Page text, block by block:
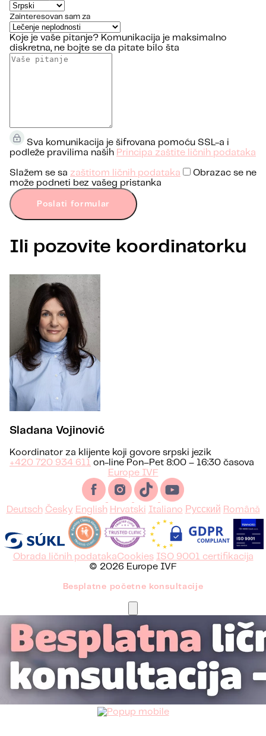
Zainteresovan sam za
Koje je vaše pitanje? Komunikacija je maksimalno
diskretna, ne bojte se da pitate bilo šta
Sva komunikacija je šifrovana pomoću SSL-a i
podleže pravilima naših Principa zaštite ličnih podataka
Slažem se sa zaštitom ličnih podataka
Obrazac se ne
može podneti bez vašeg pristanka
Poslati formular
Ili pozovite koordinatorku
Sladana Vojinović
Koordinator za klijente koji govore srpski jezik
+420 720 934 611 on-line Pon–Pet 8:00 – 16:30 časova
Europe IVF
Deutsch Česky English Hrvatski Italiano Русский Română
Obrada ličnih podatakaCookies ISO 9001 certifikacija
© 2026 Europe IVF
Besplatne početne konsultacije